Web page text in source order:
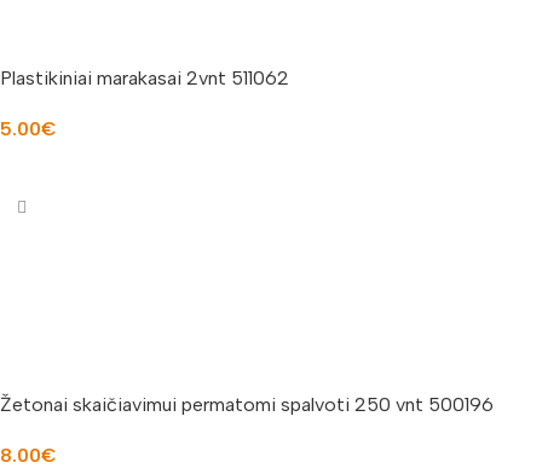
Plastikiniai marakasai 2vnt 511062
5.00€
Žetonai skaičiavimui permatomi spalvoti 250 vnt 500196
8.00€